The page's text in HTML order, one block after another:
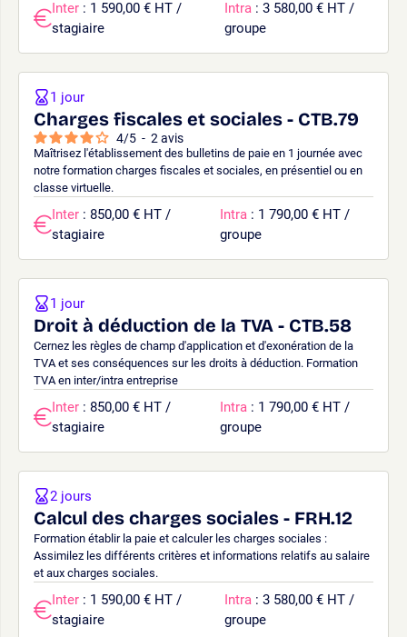
Inter : 1 590,00 € HT /
stagiaire
Intra : 3 580,00 € HT /
groupe
Charges fiscales et sociales - CTB.79
4/5 - 2 avis
Maîtrisez l'établissement des bulletins de paie en 1 journée avec
notre formation charges fiscales et sociales, en présentiel ou en
classe virtuelle.
1 jour
Inter : 850,00 € HT /
stagiaire
Intra : 1 790,00 € HT /
groupe
Droit à déduction de la TVA - CTB.58
Cernez les règles de champ d'application et d'exonération de la
TVA et ses conséquences sur les droits à déduction. Formation
TVA en inter/intra entreprise
1 jour
Inter : 850,00 € HT /
stagiaire
Intra : 1 790,00 € HT /
groupe
Calcul des charges sociales - FRH.12
Formation établir la paie et calculer les charges sociales :
Assimilez les différents critères et informations relatifs au salaire
et aux charges sociales.
2 jours
Inter : 1 590,00 € HT /
stagiaire
Intra : 3 580,00 € HT /
groupe